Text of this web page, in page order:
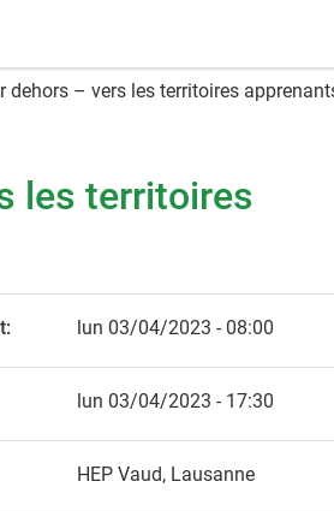
dehors – vers les territoires
les territoires
lun 03/04/2023 - 08:00
lun 03/04/2023 - 17:30
HEP Vaud, Lausanne